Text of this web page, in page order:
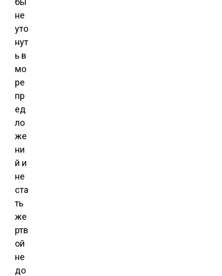
не
уто
нут
ь в
мо
ре
пр
ед
ло
же
ни
й и
не
ста
ть
же
ртв
ой
не
до